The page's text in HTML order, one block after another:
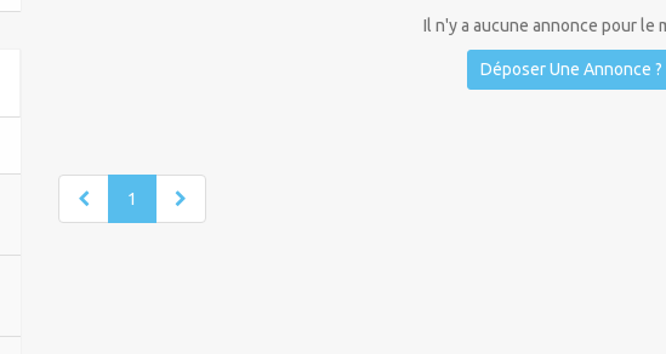
Il n'y a aucune annonce pour le
Déposer Une Annonce ?
1